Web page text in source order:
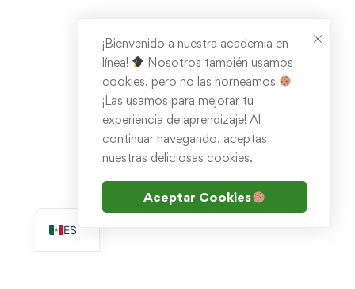
ES
¡Bienvenido a nuestra academia en
línea!
Nosotros también usamos
cookies, pero no las horneamos
¡Las usamos para mejorar tu
experiencia de aprendizaje! Al
continuar navegando, aceptas
nuestras deliciosas cookies.
Aceptar Cookies